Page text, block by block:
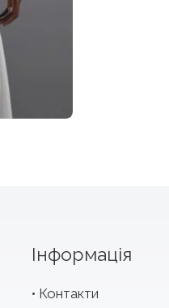
Інформація
Контакти